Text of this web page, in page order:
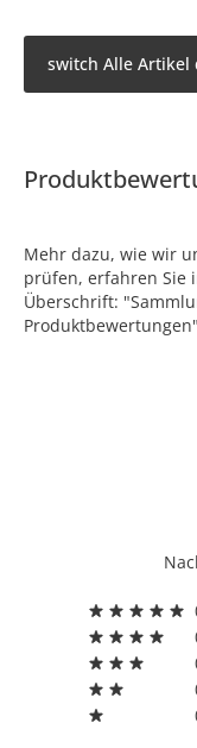
switch Alle Artikel
Mehr dazu, wie wir
prüfen, erfahren Sie
Überschrift: